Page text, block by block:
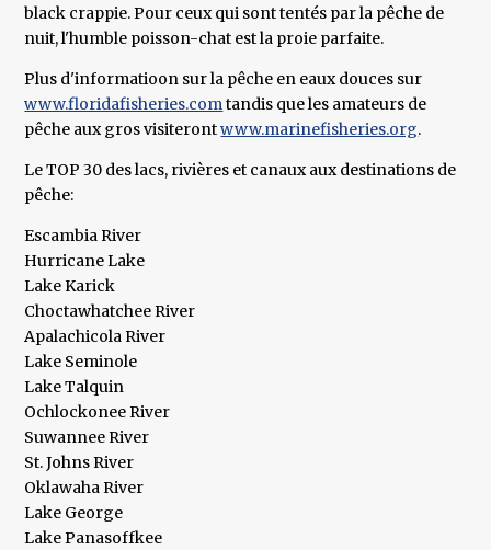
black crappie. Pour ceux qui sont tentés par la pêche de
nuit, l'humble poisson-chat est la proie parfaite.
Plus d'informatioon sur la pêche en eaux douces sur
www.floridafisheries.comtandis que les amateurs de
pêche aux gros visiterontwww.marinefisheries.org.
Le TOP 30 des lacs, rivières et canaux aux destinations de
pêche:
Escambia River
Hurricane Lake
Lake Karick
Choctawhatchee River
Apalachicola River
Lake Seminole
Lake Talquin
Ochlockonee River
Suwannee River
St. Johns River
Oklawaha River
Lake George
Lake Panasoffkee